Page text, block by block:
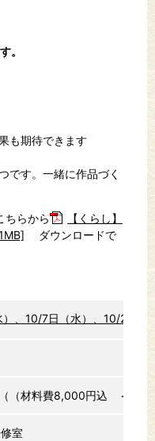
。
も期待できます
です。一緒に作品づく
らから
【くらし】
ダウンロードで
、10/7日（水）、10/21（
（材料費8,000円込 ＜陶土
室